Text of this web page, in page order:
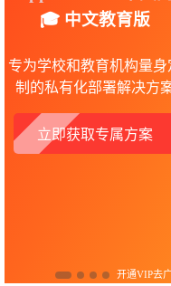
一般的软
doc 源码
.aia 中
文件包
件，作为
.yail 文件
表